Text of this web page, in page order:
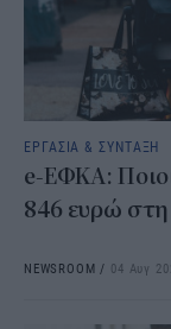
ΕΡΓΑΣΙΑ & ΣΥΝΤΑΞΗ
e-ΕΦΚΑ:
846 ευρώ
NEWSROOM / 04 Αυγ